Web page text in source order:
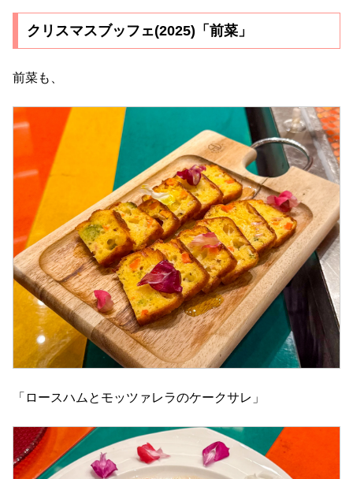
クリスマスブッフェ(2025)「前菜」
前菜も、
「ロースハムとモッツァレラのケークサレ」